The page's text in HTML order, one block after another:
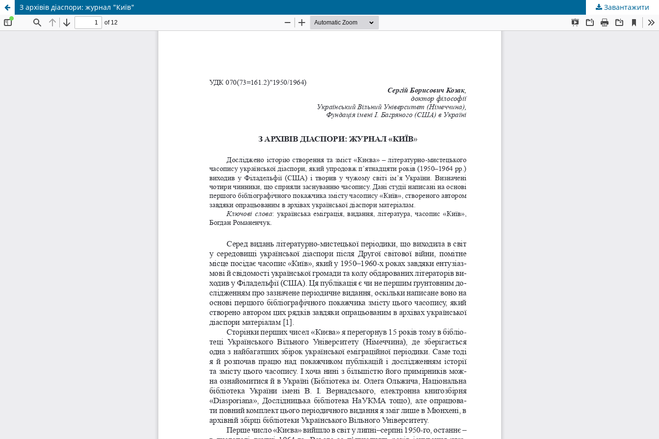
З архівів діаспори: журнал "Київ" Завантажити